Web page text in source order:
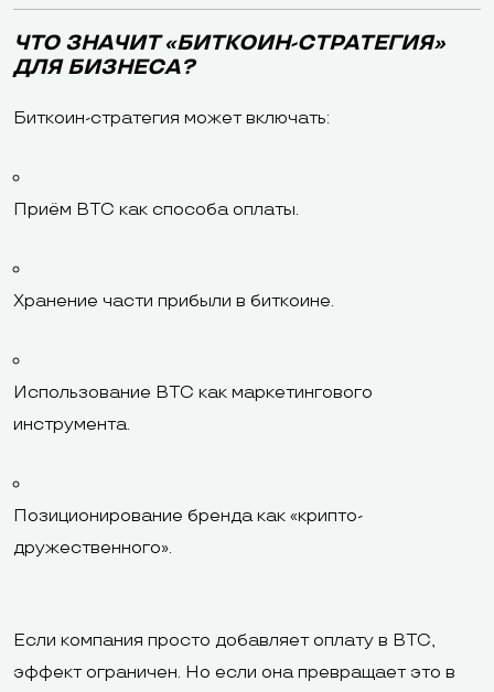
ЧТО ЗНАЧИТ «БИТКОИН-СТРАТЕГИЯ»
ДЛЯ БИЗНЕСА?
Биткоин-стратегия может включать:
Приём BTC как способа оплаты.
Хранение части прибыли в биткоине.
Использование BTC как маркетингового
инструмента.
Позиционирование бренда как «крипто-
дружественного».
Если компания просто добавляет оплату в BTC,
эффект ограничен. Но если она превращает это в